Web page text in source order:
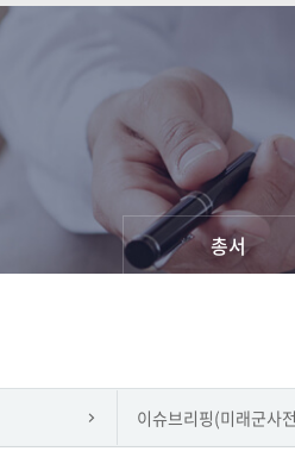
총서
이슈브리핑(미래군사